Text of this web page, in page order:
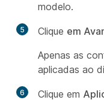
modelo.
5 Clique em
Apenas as
aplicadas ao
6 Clique em